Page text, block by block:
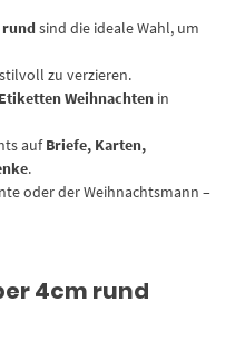
sind die ideale Wahl, um
zu verzieren.
Weihnachten in
aufBriefe, Karten,
.
oder der Weihnachtsmann –
4cm rund